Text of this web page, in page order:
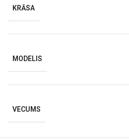
lidmašīnu.
KRĀSA
MODELIS
VECUMS